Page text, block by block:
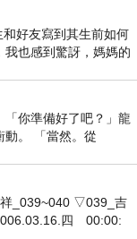
對應的世界
著無聊加上
牟尼精舍還
好友寫到其生前如何
也感到驚訝，媽媽的
你準備好了吧？」龍
動。 「當然。從
祥_039~040 ▽039_吉
四 00:00: